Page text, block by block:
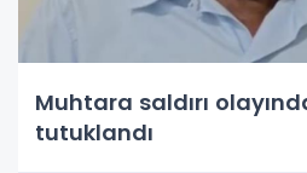
Muhtara saldırı
tutuklandı